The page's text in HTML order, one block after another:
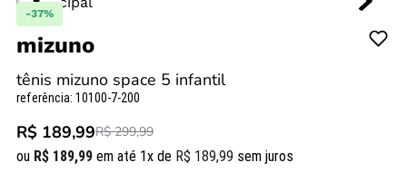
-37%
mizuno
tênis mizuno space 5 infantil
referência: 10100-7-200
R$ 189,99R$ 299,99
ou R$ 189,99 em até 1x de R$ 189,99 sem juros